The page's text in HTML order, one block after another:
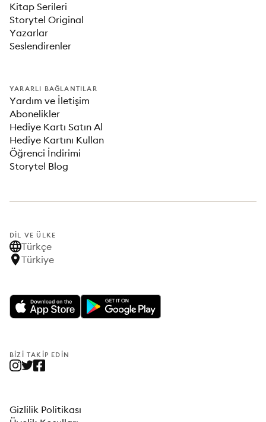
Kitap Serileri
Storytel Original
Yazarlar
Seslendirenler
YARARLI BAĞLANTILAR
Yardım ve İletişim
Abonelikler
Hediye Kartı Satın Al
Hediye Kartını Kullan
Öğrenci İndirimi
Storytel Blog
DIL VE ÜLKE
Türkçe
Türkiye
BIZI TAKIP EDIN
Gizlilik Politikası